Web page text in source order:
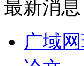
最新消息
广域